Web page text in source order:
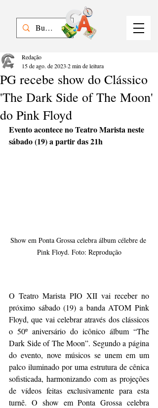
PG recebe show do Clássico
'The Dark Side of The Moon'
do Pink Floyd
Redação
15 de ago. de 2023 2 min de leitura
Evento acontece no Teatro Marista neste
sábado (19) a partir das 21h
Show em Ponta Grossa celebra álbum célebre de
Pink Floyd. Foto: Reprodução
O Teatro Marista PIO XII vai receber no
próximo sábado (19) a banda ATOM Pink
Floyd, que vai celebrar através dos clássicos
o 50º aniversário do icônico álbum “The
Dark Side of The Moon”. Segundo a página
do evento, nove músicos se unem em um
palco iluminado por uma estrutura de cênica
sofisticada, harmonizando com as projeções
de vídeos feitas exclusivamente para esta
turnê. O show em Ponta Grossa celebra